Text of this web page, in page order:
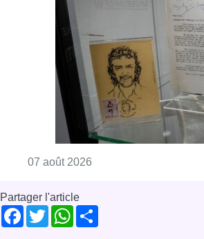
07 août 2026
Partager l'article
Facebook
TwitterWhatsApp